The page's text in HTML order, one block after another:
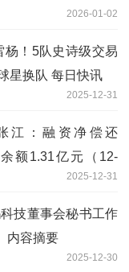
2026-01-02
杨！5队史诗级交易
星换队 每日快讯
2025-12-31
江：融资净偿还
额1.31亿元（12-
2025-12-31
技董事会秘书工作
内容摘要
2025-12-30